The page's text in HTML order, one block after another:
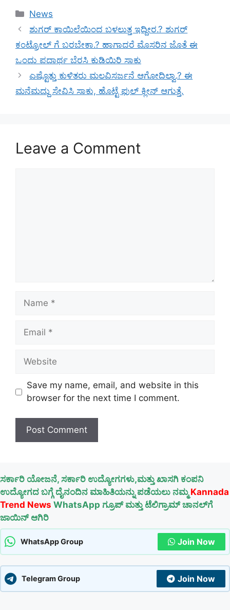
Categories
News
ಶುಗರ್ ಕಾಯಿಲೆಯಿಂದ ಬಳಲುತ್ತ ಇದ್ದೀರ.? ಶುಗರ್
ಕಂಟ್ರೋಲ್ ಗೆ ಬರಬೇಕಾ.? ಹಾಗಾದರೆ ಮೊಸರಿನ ಜೊತೆ ಈ
ಒಂದು ಪದಾರ್ಥ ಬೆರಸಿ ಕುಡಿಯಿರಿ ಸಾಕು
ಎಷ್ಟೊತ್ತು ಕುಳಿತರು ಮಲವಿಸರ್ಜನೆ ಆಗೋದಿಲ್ವಾ.? ಈ
ಮನೆಮದ್ದು ಸೇವಿಸಿ ಸಾಕು, ಹೊಟ್ಟೆ ಫುಲ್ ಕ್ಲೀನ್ ಆಗುತ್ತೆ.
Leave a Comment
Name
Email
Website
Save my name, email, and website in this
browser for the next time I comment.
ಸರ್ಕಾರಿ ಯೋಜನೆ, ಸರ್ಕಾರಿ ಉದ್ಯೋಗಗಳು,ಮತ್ತು ಖಾಸಗಿ ಕಂಪನಿ
ಉದ್ಯೋಗದ ಬಗ್ಗೆ ದೈನಂದಿನ ಮಾಹಿತಿಯನ್ನು ಪಡೆಯಲು ನಮ್ಮ Kannada
Trend News WhatsApp ಗ್ರೂಪ್ ಮತ್ತು ಟೆಲಿಗ್ರಾಮ್ ಚಾನಲ್‌ಗೆ
ಜಾಯಿನ್ ಆಗಿರಿ
WhatsApp Group Join Now
Telegram Group Join Now